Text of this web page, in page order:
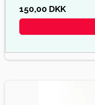
150,00 DKK